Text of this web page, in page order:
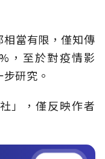
當有限，僅知傳
，至於對疫情影
研究。
」，僅反映作者